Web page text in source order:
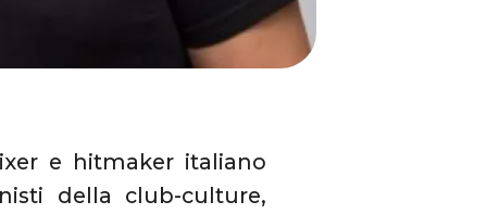
e hitmaker italiano
della club-culture,